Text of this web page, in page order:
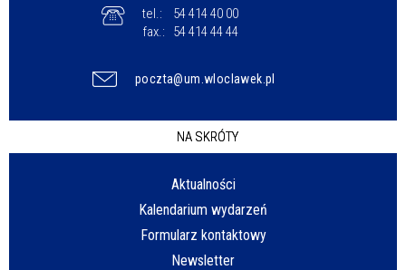
tel.:
54 414 40 00
fax.:
54 414 44 44
poczta@um.wloclawek.pl
NA SKRÓTY
Aktualności
Kalendarium wydarzeń
Formularz kontaktowy
Newsletter